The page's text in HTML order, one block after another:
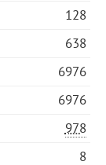
128
638
6976
6976
978
8